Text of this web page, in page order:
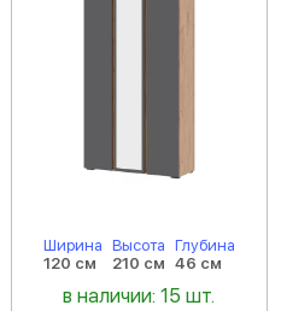
Ширина
120 см
Высота
210 см
Глубина
46 см
в наличии: 15 шт.